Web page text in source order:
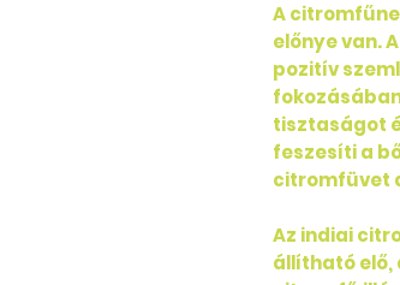
A
előnye van.
pozitív
tisztaságot
feszesíti a
citromfüvet
Az indiai
állítható elő,